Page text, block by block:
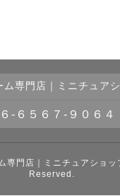
ム専門店｜ミニチュア
-６５６７-９０６４
専門店｜ミニチュアショッ
Reserved.